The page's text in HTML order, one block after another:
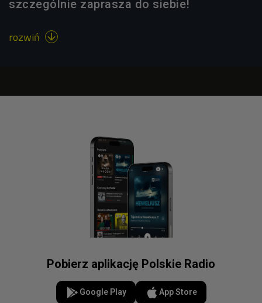
szczególnie zaprasza do siebie!
rozwiń 
Pobierz aplikację Polskie Radio
Google Play App Store